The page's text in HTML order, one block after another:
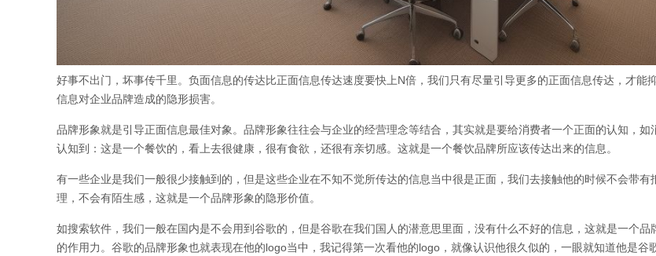
好事不出门，坏事传千里。负面信息的传达比正面信息传达速度要快上N倍，我们只有尽量引导更多的正面信息传达，才能
信息对企业品牌造成的隐形损害。
品牌形象就是引导正面信息最佳对象。品牌形象往往会与企业的经营理念等结合，其实就是要给消费者一个正面的认知，如
认知到：这是一个餐饮的，看上去很健康，很有食欲，还很有亲切感。这就是一个餐饮品牌所应该传达出来的信息。
有一些企业是我们一般很少接触到的，但是这些企业在不知不觉所传达的信息当中很是正面，我们去接触他的时候不会带有
理，不会有陌生感，这就是一个品牌形象的隐形价值。
如搜索软件，我们一般在国内是不会用到谷歌的，但是谷歌在我们国人的潜意思里面，没有什么不好的信息，这就是一个品
的作用力。谷歌的品牌形象也就表现在他的logo当中，我记得第一次看他的logo，就像认识他很久似的，一眼就知道他是谷